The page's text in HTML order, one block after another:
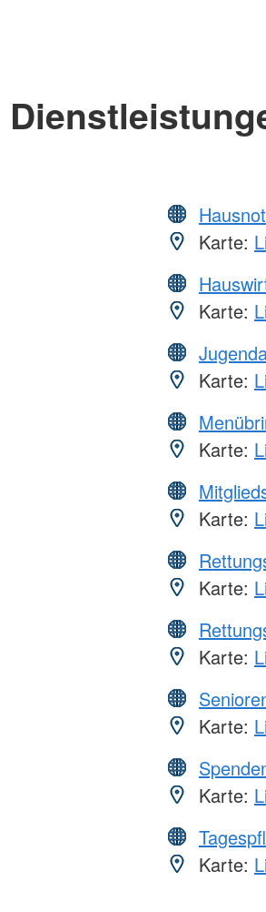
Karte:
Karte:
Karte:
Karte:
Karte:
Karte:
Karte:
Karte:
Karte:
Karte: